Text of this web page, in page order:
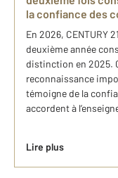
la confiance des
En 2026, CENTURY
deuxième année
distinction en 2025.
reconnaissance
témoigne de la
accordent à
Lire plus